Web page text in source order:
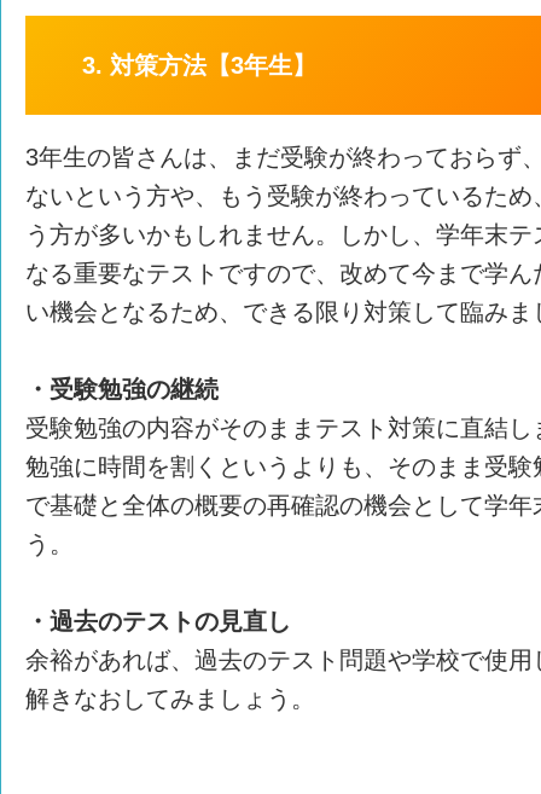
3. 対策方法【3年生】
3年生の皆さんは、まだ受験が終わっておらず
ないという方や、もう受験が終わっているた
う方が多いかもしれません。しかし、学年末
なる重要なテストですので、改めて今まで学
い機会となるため、できる限り対策して臨みま
・受験勉強の継続
受験勉強の内容がそのままテスト対策に直結
勉強に時間を割くというよりも、そのまま受
で基礎と全体の概要の再確認の機会として学
う。
・過去のテストの見直し
余裕があれば、過去のテスト問題や学校で使
解きなおしてみましょう。